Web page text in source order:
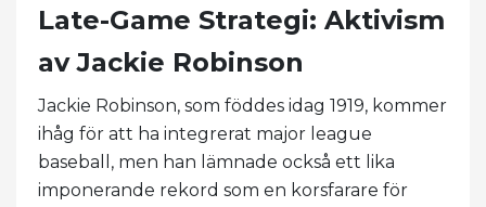
Late-Game Strategi: Aktivism
av Jackie Robinson
Jackie Robinson, som föddes idag 1919, kommer
ihåg för att ha integrerat major league
baseball, men han lämnade också ett lika
imponerande rekord som en korsfarare för